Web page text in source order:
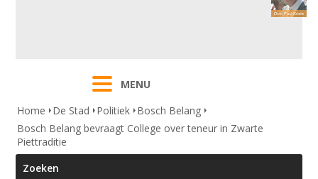
MENU
Home
De Stad Politiek Bosch Belang
Bosch Belang bevraagt College over teneur in Zwarte
Piettraditie
Zoeken